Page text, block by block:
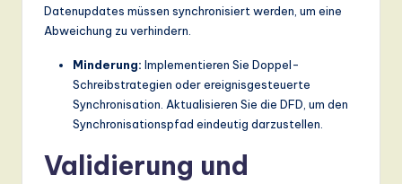
Datenupdates müssen synchronisiert werden, um eine
Abweichung zu verhindern.
Minderung: Implementieren Sie Doppel-
Schreibstrategien oder ereignisgesteuerte
Synchronisation. Aktualisieren Sie die DFD, um den
Synchronisationspfad eindeutig darzustellen.
Validierung und